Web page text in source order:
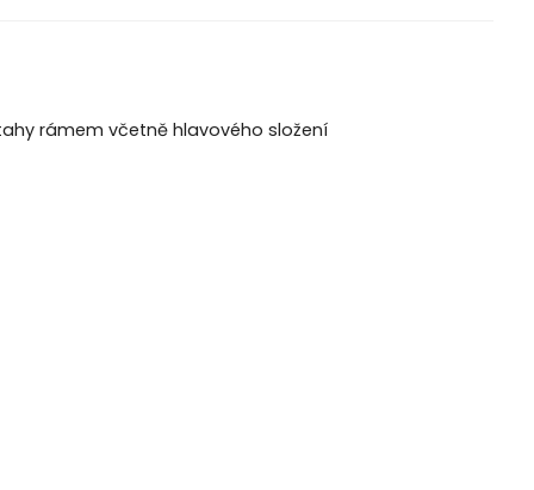
rámem včetně hlavového složení